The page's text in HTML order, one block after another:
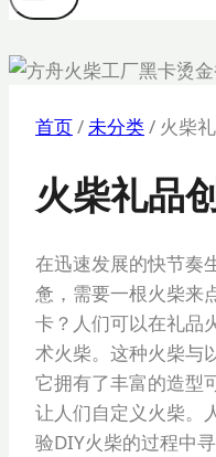
首页/未分类/ 火柴
火柴礼品
在迅速发展的快节奏
惫，需要一根火柴来
卡？人们可以在礼品
术火柴。这种火柴与
它拥有了丰富的造型
让人们自定义火柴。
验DIY火柴的过程中